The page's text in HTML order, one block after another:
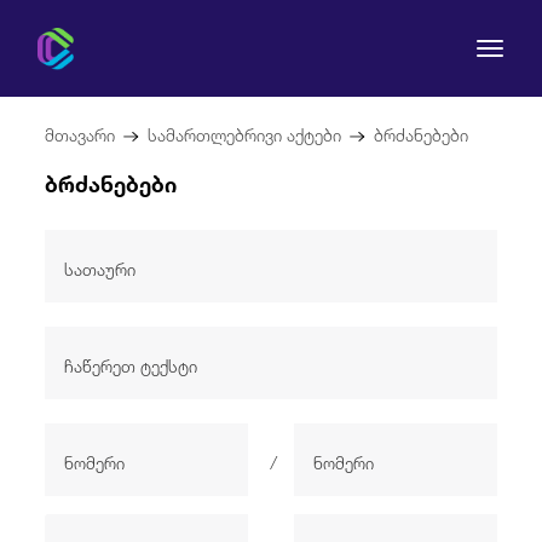
რეგულირება
მთავარი სამართლებრივი აქტები ბრძანებები
ბრძანებები
/